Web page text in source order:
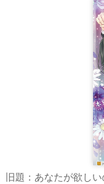
旧題：あなたが欲し